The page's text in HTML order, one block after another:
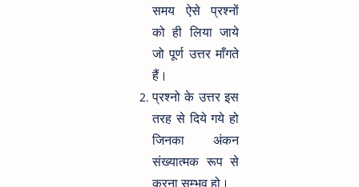
समय ऐसे प्रश्नों
को ही लिया जाये
जो पूर्ण उत्तर माँगते
हैं।
प्रश्नो के उत्तर इस
तरह से दिये गये हो
जिनका अंकन
संख्यात्मक रूप से
करना सम्भव हो।